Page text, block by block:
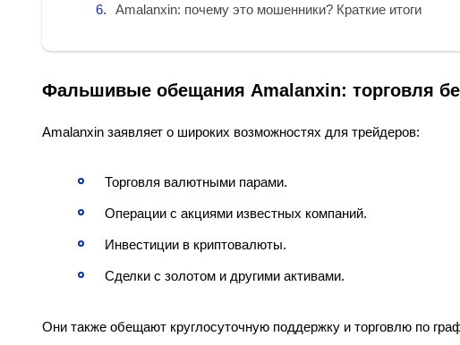
Amalanxin: почему это мошенники? Краткие итоги
Фальшивые обещания Amalanxin: торговля
Amalanxin заявляет о широких возможностях для трейдеров:
Торговля валютными парами.
Операции с акциями известных компаний.
Инвестиции в криптовалюты.
Сделки с золотом и другими активами.
Они также обещают круглосуточную поддержку и торговлю по